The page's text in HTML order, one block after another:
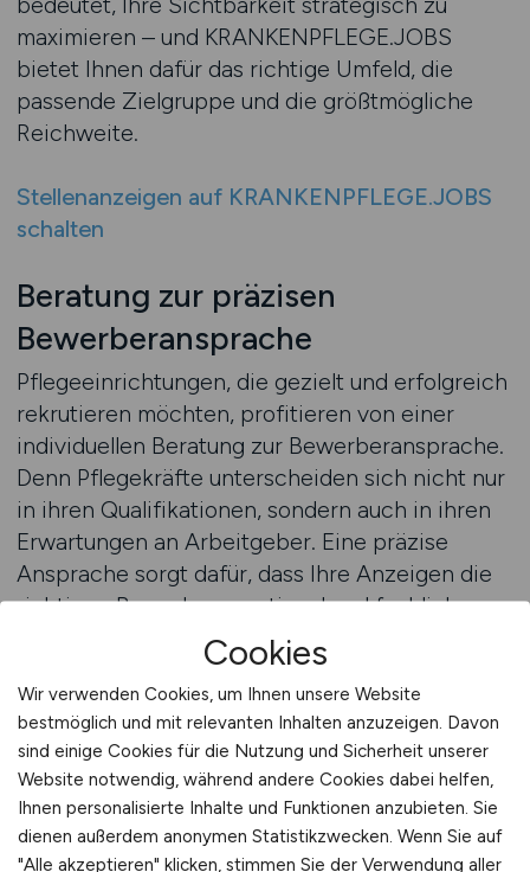
maximieren – und KRANKENPFLEGE.JOBS
bietet Ihnen dafür das richtige Umfeld, die
passende Zielgruppe und die größtmögliche
Reichweite.
Stellenanzeigen auf KRANKENPFLEGE.JOBS
schalten
Beratung zur präzisen
Bewerberansprache
Pflegeeinrichtungen, die gezielt und erfolgreich
rekrutieren möchten, profitieren von einer
individuellen Beratung zur Bewerberansprache.
Denn Pflegekräfte unterscheiden sich nicht nur
in ihren Qualifikationen, sondern auch in ihren
Erwartungen an Arbeitgeber. Eine präzise
Ansprache sorgt dafür, dass Ihre Anzeigen die
richtigen Bewerber emotional und fachlich
KRANKENPFLEGE.JOBS bietet Ihnen
professionelle Unterstützung, um Ihre Texte,
Inhalte und Veröffentlichungsstrategien gezielt
zu optimieren. Das Beratungsteam analysiert
Ihre bisherigen Stellenausschreibungen,
identifiziert Potenziale und hilft Ihnen, Ihre
Cookies
Wir verwenden Cookies, um Ihnen unsere Website
bestmöglich und mit relevanten Inhalten anzuzeigen. Davon
sind einige Cookies für die Nutzung und Sicherheit unserer
Website notwendig, während andere Cookies dabei helfen,
Ihnen personalisierte Inhalte und Funktionen anzubieten. Sie
dienen außerdem anonymen Statistikzwecken. Wenn Sie auf
"Alle akzeptieren" klicken, stimmen Sie der Verwendung aller